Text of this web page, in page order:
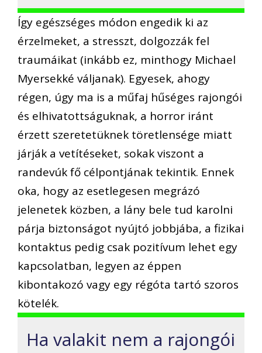
Így egészséges módon engedik ki az
érzelmeket, a stresszt, dolgozzák fel
traumáikat (inkább ez, minthogy Michael
Myersekké váljanak). Egyesek, ahogy
régen, úgy ma is a műfaj hűséges rajongói
és elhivatottságuknak, a horror iránt
érzett szeretetüknek töretlensége miatt
járják a vetítéseket, sokak viszont a
randevúk fő célpontjának tekintik. Ennek
oka, hogy az esetlegesen megrázó
jelenetek közben, a lány bele tud karolni
párja biztonságot nyújtó jobbjába, a fizikai
kontaktus pedig csak pozitívum lehet egy
kapcsolatban, legyen az éppen
kibontakozó vagy egy régóta tartó szoros
kötelék.
Ha valakit nem a rajongói